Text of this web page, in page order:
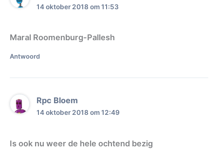
14 oktober 2018 om 11:53
Maral Roomenburg-Pallesh
Antwoord
Rpc Bloem
14 oktober 2018 om 12:49
Is ook nu weer de hele ochtend bezig